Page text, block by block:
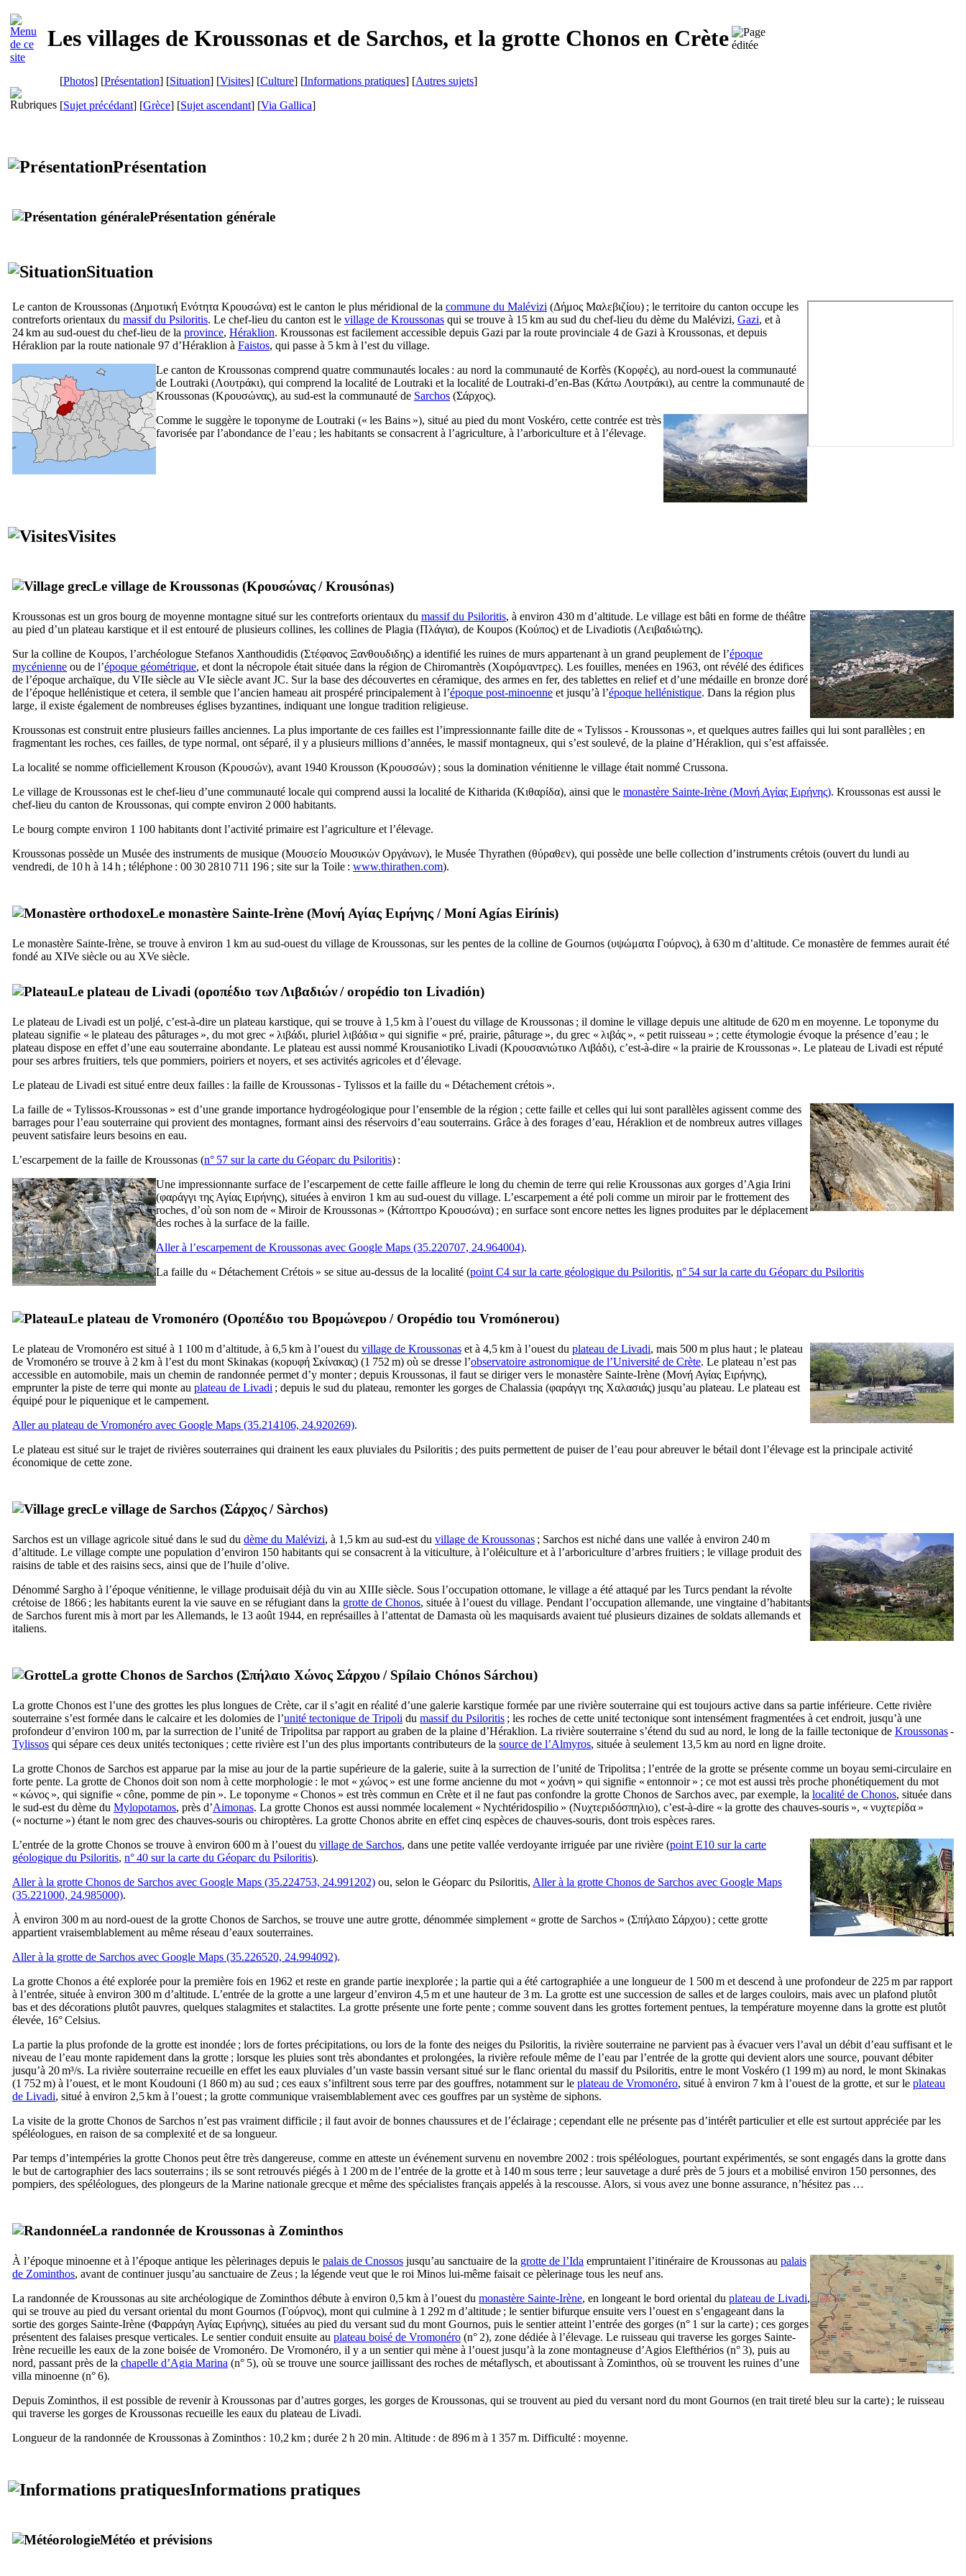
Les villages de Kroussonas et de Sarchos, et la grotte Chonos en Crète
[Photos] [Présentation] [Situation] [Visites] [Culture] [Informations pratiques] [Autres sujets]
[Sujet précédant] [Grèce] [Sujet ascendant] [Via Gallica]
Présentation
Présentation générale
Situation
Le canton de Kroussonas (Δημοτική Ενότητα Κρουσώνα) est le canton le plus méridional de la commune du Malévizi (Δήμος Μαλεβιζίου) ; le territoire du canton occupe les
contreforts orientaux du massif du Psiloritis. Le chef-lieu du canton est le village de Kroussonas qui se trouve à 15 km au sud du chef-lieu du dème du Malévizi, Gazi, et à
24 km au sud-ouest du chef-lieu de la province, Héraklion. Kroussonas est facilement accessible depuis Gazi par la route provinciale 4 de Gazi à Kroussonas, et depuis
Héraklion par la route nationale 97 d’Héraklion à Faistos, qui passe à 5 km à l’est du village.
Le canton de Kroussonas comprend quatre communautés locales : au nord la communauté de Korfès (Κορφές), au nord-ouest la communauté
de Loutraki (Λουτράκι), qui comprend la localité de Loutraki et la localité de Loutraki-d’en-Bas (Κάτω Λουτράκι), au centre la communauté de
Kroussonas (Κρουσώνας), au sud-est la communauté de Sarchos (Σάρχος).
Comme le suggère le toponyme de Loutraki (« les Bains »), situé au pied du mont Voskéro, cette contrée est très
favorisée par l’abondance de l’eau ; les habitants se consacrent à l’agriculture, à l’arboriculture et à l’élevage.
Visites
Le village de Kroussonas (Κρουσώνας/Krousónas)
Kroussonas est un gros bourg de moyenne montagne situé sur les contreforts orientaux du massif du Psiloritis, à environ 430 m d’altitude. Le village est bâti en forme de théâtre
au pied d’un plateau karstique et il est entouré de plusieurs collines, les collines de Plagia (Πλάγια), de Koupos (Κούπος) et de Livadiotis (Λειβαδιώτης).
Sur la colline de Koupos, l’archéologue Stefanos Xanthoudidis (Στέφανος Ξανθουδιδης) a identifié les ruines de murs appartenant à un grand peuplement de l’époque
mycénienne ou de l’époque géométrique, et dont la nécropole était située dans la région de Chiromantrès (Χοιρόμαντρες). Les fouilles, menées en 1963, ont révélé des édifices
de l’époque archaïque, du VIIe siècle au VIe siècle avant JC. Sur la base des découvertes en céramique, des armes en fer, des tablettes en relief et d’une médaille en bronze doré
de l’époque hellénistique et cetera, il semble que l’ancien hameau ait prospéré principalement à l’époque post-minoenne et jusqu’à l’époque hellénistique. Dans la région plus
large, il existe également de nombreuses églises byzantines, indiquant une longue tradition religieuse.
Kroussonas est construit entre plusieurs failles anciennes. La plus importante de ces failles est l’impressionnante faille dite de « Tylissos - Kroussonas », et quelques autres failles qui lui sont parallèles ; en
fragmentant les roches, ces failles, de type normal, ont séparé, il y a plusieurs millions d’années, le massif montagneux, qui s’est soulevé, de la plaine d’Héraklion, qui s’est affaissée.
La localité se nomme officiellement Krouson (Κρουσών), avant 1940 Krousson (Κρουσσών) ; sous la domination vénitienne le village était nommé Crussona.
Le village de Kroussonas est le chef-lieu d’une communauté locale qui comprend aussi la localité de Kitharida (Κιθαρίδα), ainsi que le monastère Sainte-Irène (Μονή Αγίας Ειρήνης). Kroussonas est aussi le
chef-lieu du canton de Kroussonas, qui compte environ 2 000 habitants.
Le bourg compte environ 1 100 habitants dont l’activité primaire est l’agriculture et l’élevage.
Kroussonas possède un Musée des instruments de musique (Μουσείο Μουσικών Οργάνων), le Musée Thyrathen (θύραθεν), qui possède une belle collection d’instruments crétois (ouvert du lundi au
vendredi, de 10 h à 14 h ; téléphone : 00 30 2810 711 196 ; site sur la Toile : www.thirathen.com).
Le monastère Sainte-Irène (Μονή Αγίας Ειρήνης /Moní Agías Eirínis)
Le monastère Sainte-Irène, se trouve à environ 1 km au sud-ouest du village de Kroussonas, sur les pentes de la colline de Gournos (υψώματα Γούρνος), à 630 m d’altitude. Ce monastère de femmes aurait été
fondé au XIVe siècle ou au XVe siècle.
Le plateau de Livadi (οροπέδιο των Λιβαδιών/oropédio ton Livadión)
Le plateau de Livadi est un poljé, c’est-à-dire un plateau karstique, qui se trouve à 1,5 km à l’ouest du village de Kroussonas ; il domine le village depuis une altitude de 620 m en moyenne. Le toponyme du
plateau signifie « le plateau des pâturages », du mot grec « λιβάδι, pluriel λιβάδια » qui signifie « pré, prairie, pâturage », du grec « λιβάς », « petit ruisseau » ; cette étymologie évoque la présence d’eau ; le
plateau dispose en effet d’une eau souterraine abondante. Le plateau est aussi nommé Krousaniotiko Livadi (Κρουσανιώτικο Λιβάδι), c’est-à-dire « la prairie de Kroussonas ». Le plateau de Livadi est réputé
pour ses arbres fruitiers, tels que pommiers, poiriers et noyers, et ses activités agricoles et d’élevage.
Le plateau de Livadi est situé entre deux failles : la faille de Kroussonas - Tylissos et la faille du « Détachement crétois ».
La faille de « Tylissos-Kroussonas » est d’une grande importance hydrogéologique pour l’ensemble de la région ; cette faille et celles qui lui sont parallèles agissent comme des
barrages pour l’eau souterraine qui provient des montagnes, formant ainsi des réservoirs d’eau souterrains. Grâce à des forages d’eau, Héraklion et de nombreux autres villages
peuvent satisfaire leurs besoins en eau.
L’escarpement de la faille de Kroussonas (n° 57 sur la carte du Géoparc du Psiloritis) :
Une impressionnante surface de l’escarpement de cette faille affleure le long du chemin de terre qui relie Kroussonas aux gorges d’Agia Irini
(φαράγγι της Αγίας Ειρήνης), situées à environ 1 km au sud-ouest du village. L’escarpement a été poli comme un miroir par le frottement des
roches, d’où son nom de « Miroir de Kroussonas » (Κάτοπτρο Κρουσώνα) ; en surface sont encore nettes les lignes produites par le déplacement
des roches à la surface de la faille.
Aller à l’escarpement de Kroussonas avec Google Maps (35.220707, 24.964004).
La faille du « Détachement Crétois » se situe au-dessus de la localité (point C4 sur la carte géologique du Psiloritis, n° 54 sur la carte du Géoparc du Psiloritis
Le plateau de Vromonéro (Οροπέδιο του Βρομώνερου/ Oropédio tou Vromónerou)
Le plateau de Vromonéro est situé à 1 100 m d’altitude, à 6,5 km à l’ouest du village de Kroussonas et à 4,5 km à l’ouest du plateau de Livadi, mais 500 m plus haut ; le plateau
de Vromonéro se trouve à 2 km à l’est du mont Skinakas (κορυφή Σκίνακας) (1 752 m) où se dresse l’observatoire astronomique de l’Université de Crète. Le plateau n’est pas
accessible en automobile, mais un chemin de randonnée permet d’y monter ; depuis Kroussonas, il faut se diriger vers le monastère Sainte-Irène (Μονή Αγίας Ειρήνης),
emprunter la piste de terre qui monte au plateau de Livadi ; depuis le sud du plateau, remonter les gorges de Chalassia (φαράγγι της Χαλασιάς) jusqu’au plateau. Le plateau est
équipé pour le piquenique et le campement.
Aller au plateau de Vromonéro avec Google Maps (35.214106, 24.920269).
Le plateau est situé sur le trajet de rivières souterraines qui drainent les eaux pluviales du Psiloritis ; des puits permettent de puiser de l’eau pour abreuver le bétail dont l’élevage est la principale activité
économique de cette zone.
Le village de Sarchos (Σάρχος/ Sàrchos)
Sarchos est un village agricole situé dans le sud du dème du Malévizi, à 1,5 km au sud-est du village de Kroussonas ; Sarchos est niché dans une vallée à environ 240 m
d’altitude. Le village compte une population d’environ 150 habitants qui se consacrent à la viticulture, à l’oléiculture et à l’arboriculture d’arbres fruitiers ; le village produit des
raisins de table et des raisins secs, ainsi que de l’huile d’olive.
Dénommé Sargho à l’époque vénitienne, le village produisait déjà du vin au XIIIe siècle. Sous l’occupation ottomane, le village a été attaqué par les Turcs pendant la révolte
crétoise de 1866 ; les habitants eurent la vie sauve en se réfugiant dans la grotte de Chonos, située à l’ouest du village. Pendant l’occupation allemande, une vingtaine d’habitants
de Sarchos furent mis à mort par les Allemands, le 13 août 1944, en représailles à l’attentat de Damasta où les maquisards avaient tué plusieurs dizaines de soldats allemands et
italiens.
La grotte Chonos de Sarchos (Σπήλαιο Χώνος Σάρχου/ Spílaio Chónos Sárchou)
La grotte Chonos est l’une des grottes les plus longues de Crète, car il s’agit en réalité d’une galerie karstique formée par une rivière souterraine qui est toujours active dans sa partie inférieure. Cette rivière
souterraine s’est formée dans le calcaire et les dolomies de l’unité tectonique de Tripoli du massif du Psiloritis ; les roches de cette unité tectonique sont intensément fragmentées à cet endroit, jusqu’à une
profondeur d’environ 100 m, par la surrection de l’unité de Tripolitsa par rapport au graben de la plaine d’Héraklion. La rivière souterraine s’étend du sud au nord, le long de la faille tectonique de Kroussonas-
Tylissos qui sépare ces deux unités tectoniques ; cette rivière est l’un des plus importants contributeurs de la source de l’Almyros, située à seulement 13,5 km au nord en ligne droite.
La grotte Chonos de Sarchos est apparue par la mise au jour de la partie supérieure de la galerie, suite à la surrection de l’unité de Tripolitsa ; l’entrée de la grotte se présente comme un boyau semi-circulaire en
forte pente. La grotte de Chonos doit son nom à cette morphologie : le mot « χώνος » est une forme ancienne du mot « χοάνη » qui signifie « entonnoir » ; ce mot est aussi très proche phonétiquement du mot
« κώνος », qui signifie « cône, pomme de pin ». Le toponyme « Chonos » est très commun en Crète et il ne faut pas confondre la grotte Chonos de Sarchos avec, par exemple, la localité de Chonos, située dans
le sud-est du dème du Mylopotamos, près d’Aimonas. La grotte Chonos est aussi nommée localement « Nychtéridospilio » (Νυχτεριδόσπηλιο), c’est-à-dire « la grotte des chauves-souris », « νυχτερίδα »
(« nocturne ») étant le nom grec des chauves-souris ou chiroptères. La grotte Chonos abrite en effet cinq espèces de chauves-souris, dont trois espèces rares.
L’entrée de la grotte Chonos se trouve à environ 600 m à l’ouest du village de Sarchos, dans une petite vallée verdoyante irriguée par une rivière (point E10 sur la carte
géologique du Psiloritis, n° 40 sur la carte du Géoparc du Psiloritis).
Aller à la grotte Chonos de Sarchos avec Google Maps (35.224753, 24.991202) ou, selon le Géoparc du Psiloritis, Aller à la grotte Chonos de Sarchos avec Google Maps
(35.221000, 24.985000).
À environ 300 m au nord-ouest de la grotte Chonos de Sarchos, se trouve une autre grotte, dénommée simplement « grotte de Sarchos » (Σπήλαιο Σάρχου) ; cette grotte
appartient vraisemblablement au même réseau d’eaux souterraines.
Aller à la grotte de Sarchos avec Google Maps (35.226520, 24.994092).
La grotte Chonos a été explorée pour la première fois en 1962 et reste en grande partie inexplorée ; la partie qui a été cartographiée a une longueur de 1 500 m et descend à une profondeur de 225 m par rapport
à l’entrée, située à environ 300 m d’altitude. L’entrée de la grotte a une largeur d’environ 4,5 m et une hauteur de 3 m. La grotte est une succession de salles et de larges couloirs, mais avec un plafond plutôt
bas et des décorations plutôt pauvres, quelques stalagmites et stalactites. La grotte présente une forte pente ; comme souvent dans les grottes fortement pentues, la température moyenne dans la grotte est plutôt
élevée, 16° Celsius.
La partie la plus profonde de la grotte est inondée ; lors de fortes précipitations, ou lors de la fonte des neiges du Psiloritis, la rivière souterraine ne parvient pas à évacuer vers l’aval un débit d’eau suffisant et le
niveau de l’eau monte rapidement dans la grotte ; lorsque les pluies sont très abondantes et prolongées, la rivière refoule même de l’eau par l’entrée de la grotte qui devient alors une source, pouvant débiter
jusqu’à 20 m³/s. La rivière souterraine recueille en effet les eaux pluviales d’un vaste bassin versant situé sur le flanc oriental du massif du Psiloritis, entre le mont Voskéro (1 199 m) au nord, le mont Skinakas
(1 752 m) à l’ouest, et le mont Koudouni (1 860 m) au sud ; ces eaux s’infiltrent sous terre par des gouffres, notamment sur le plateau de Vromonéro, situé à environ 7 km à l’ouest de la grotte, et sur le plateau
de Livadi, situé à environ 2,5 km à l’ouest ; la grotte communique vraisemblablement avec ces gouffres par un système de siphons.
La visite de la grotte Chonos de Sarchos n’est pas vraiment difficile ; il faut avoir de bonnes chaussures et de l’éclairage ; cependant elle ne présente pas d’intérêt particulier et elle est surtout appréciée par les
spéléologues, en raison de sa complexité et de sa longueur.
Par temps d’intempéries la grotte Chonos peut être très dangereuse, comme en atteste un événement survenu en novembre 2002 : trois spéléologues, pourtant expérimentés, se sont engagés dans la grotte dans
le but de cartographier des lacs souterrains ; ils se sont retrouvés piégés à 1 200 m de l’entrée de la grotte et à 140 m sous terre ; leur sauvetage a duré près de 5 jours et a mobilisé environ 150 personnes, des
pompiers, des spéléologues, des plongeurs de la Marine nationale grecque et même des spécialistes français appelés à la rescousse. Alors, si vous avez une bonne assurance, n’hésitez pas …
La randonnée de Kroussonas à Zominthos
À l’époque minoenne et à l’époque antique les pèlerinages depuis le palais de Cnossos jusqu’au sanctuaire de la grotte de l’Ida empruntaient l’itinéraire de Kroussonas au palais
de Zominthos, avant de continuer jusqu’au sanctuaire de Zeus ; la légende veut que le roi Minos lui-même faisait ce pèlerinage tous les neuf ans.
La randonnée de Kroussonas au site archéologique de Zominthos débute à environ 0,5 km à l’ouest du monastère Sainte-Irène, en longeant le bord oriental du plateau de Livadi,
qui se trouve au pied du versant oriental du mont Gournos (Γούρνος), mont qui culmine à 1 292 m d’altitude ; le sentier bifurque ensuite vers l’ouest en s’engageant dans la
sortie des gorges Sainte-Irène (Φαρράγη Αγίας Ειρήνης), situées au pied du versant sud du mont Gournos, puis le sentier atteint l’entrée des gorges (n° 1 sur la carte) ; ces gorges
présentent des falaises presque verticales. Le sentier conduit ensuite au plateau boisé de Vromonéro (n° 2), zone dédiée à l’élevage. Le ruisseau qui traverse les gorges Sainte-
Irène recueille les eaux de la zone boisée de Vromonéro. De Vromonéro, il y a un sentier qui mène à l’ouest jusqu’à la zone montagneuse d’Agios Elefthérios (n° 3), puis au
nord, passant près de la chapelle d’Agia Marina (n° 5), où se trouve une source jaillissant des roches de métaflysch, et aboutissant à Zominthos, où se trouvent les ruines d’une
villa minoenne (n° 6).
Depuis Zominthos, il est possible de revenir à Kroussonas par d’autres gorges, les gorges de Kroussonas, qui se trouvent au pied du versant nord du mont Gournos (en trait tireté bleu sur la carte) ; le ruisseau
qui traverse les gorges de Kroussonas recueille les eaux du plateau de Livadi.
Longueur de la randonnée de Kroussonas à Zominthos : 10,2 km ; durée 2 h 20 min. Altitude : de 896 m à 1 357 m. Difficulté : moyenne.
Informations pratiques
Météo et prévisions